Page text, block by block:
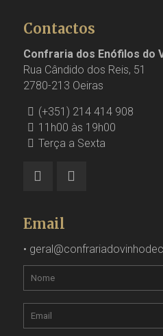
Contactos
Confraria dos Enófilos do
Rua Cândido dos Reis, 51
2780-213 Oeiras
(+351) 214 414 908
11h00 às 19h00
Terça a Sexta
Email
•